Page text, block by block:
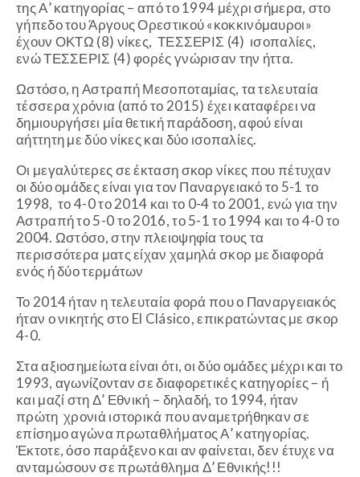
της Α’ κατηγορίας – από το 1994 μέχρι σήμερα, στο
γήπεδο του Άργους Ορεστικού «κοκκινόμαυροι»
έχουν ΟΚΤΩ (8) νίκες, ΤΕΣΣΕΡΙΣ (4) ισοπαλίες,
ενώ ΤΕΣΣΕΡΙΣ (4) φορές γνώρισαν την ήττα.
Ωστόσο, η Αστραπή Μεσοποταμίας, τα τελευταία
τέσσερα χρόνια (από το 2015) έχει καταφέρει να
δημιουργήσει μία θετική παράδοση, αφού είναι
αήττητη με δύο νίκες και δύο ισοπαλίες.
Οι μεγαλύτερες σε έκταση σκορ νίκες που πέτυχαν
οι δύο ομάδες είναι για τον Παναργειακό το 5-1 το
1998, το 4-0 το 2014 και το 0-4 το 2001, ενώ για την
Αστραπή το 5-0 το 2016, το 5-1 το 1994 και το 4-0 το
2004. Ωστόσο, στην πλειοψηφία τους τα
περισσότερα ματς είχαν χαμηλά σκορ με διαφορά
ενός ή δύο τερμάτων
Το 2014 ήταν η τελευταία φορά που ο Παναργειακός
ήταν ο νικητής στο El Clásico, επικρατώντας με σκορ
4-0.
Στα αξιοσημείωτα είναι ότι, οι δύο ομάδες μέχρι και το
1993, αγωνίζονταν σε διαφορετικές κατηγορίες – ή
και μαζί στη Δ’ Εθνική – δηλαδή, το 1994, ήταν
πρώτη χρονιά ιστορικά που αναμετρήθηκαν σε
επίσημο αγώνα πρωταθλήματος Α’ κατηγορίας.
Έκτοτε, όσο παράξενο και αν φαίνεται, δεν έτυχε να
ανταμώσουν σε πρωτάθλημα Δ’ Εθνικής!!!